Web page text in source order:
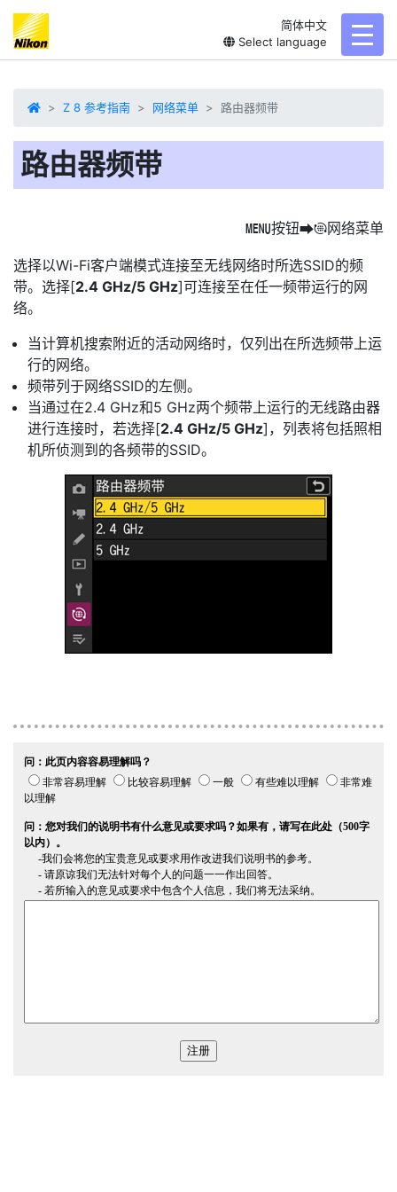
简体中文
Select language
Z 8 参考指南 网络菜单 路由器频带
路由器频带
G按钮UF网络菜单
选择以Wi-Fi客户端模式连接至无线网络时所选SSID的频
带。选择[2.4 GHz/5 GHz]可连接至在任一频带运行的网
络。
当计算机搜索附近的活动网络时，仅列出在所选频带上运
行的网络。
频带列于网络SSID的左侧。
当通过在2.4 GHz和5 GHz两个频带上运行的无线路由器
进行连接时，若选择[2.4 GHz/5 GHz]，列表将包括照相
机所侦测到的各频带的SSID。